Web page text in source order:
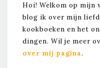
Hoi! Welkom op mijn
blog ik over mijn
kookboeken en het
dingen. Wil je meer
over mij pagina.